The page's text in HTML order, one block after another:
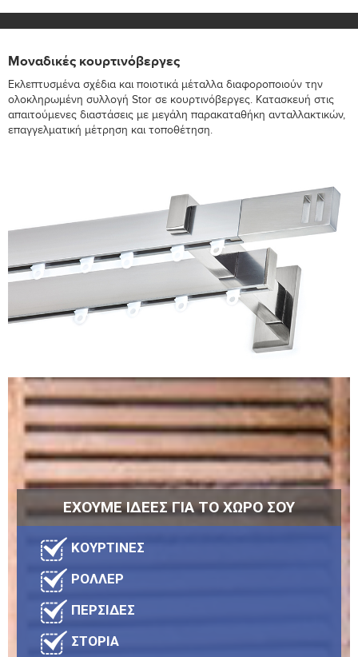
Μοναδικές κουρτινόβεργες
Εκλεπτυσμένα σχέδια και ποιοτικά μέταλλα διαφοροποιούν την
ολοκληρωμένη συλλογή Stor σε κουρτινόβεργες. Κατασκευή στις
απαιτούμενες διαστάσεις με μεγάλη παρακαταθήκη ανταλλακτικών,
επαγγελματική μέτρηση και τοποθέτηση.
ΕΧΟΥΜΕ ΙΔΕΕΣ ΓΙΑ ΤΟ ΧΩΡΟ ΣΟΥ
ΚΟΥΡΤΙΝΕΣ
ΡΟΛΛΕΡ
ΠΕΡΣΙΔΕΣ
ΣΤΟΡΙΑ